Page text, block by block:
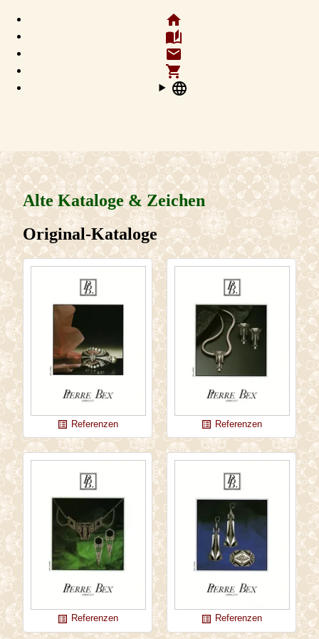
home
auto_stories
email
shopping_cart
language
Alte Kataloge & Zeichen
Original-Kataloge
list_alt Referenzen list_alt Referenzen
list_alt Referenzen list_alt Referenzen